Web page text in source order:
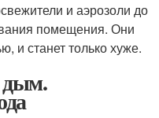
и аэрозоли до
помещения. Они
и станет только хуже.
дым.